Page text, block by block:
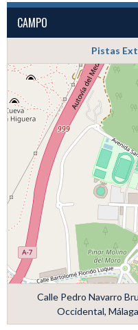
CAMPO
Pistas
Calle Pedro Navarro
Occidental,